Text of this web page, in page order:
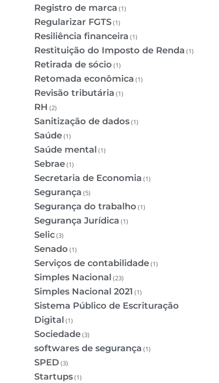
Registro de marca (1)
Regularizar FGTS(1)
Resiliência financeira (1)
Restituição do Imposto de Renda (1)
Retirada de sócio (1)
Retomada econômica (1)
Revisão tributária (1)
RH (2)
Sanitização de dados(1)
Saúde(1)
Saúde mental (1)
Sebrae(1)
Secretaria de Economia (1)
Segurança (5)
Segurança do trabalho (1)
Segurança Jurídica (1)
Selic(3)
Senado (1)
Serviços de contabilidade(1)
Simples Nacional (23)
Simples Nacional 2021 (1)
Sistema Público de Escrituração
Digital (1)
Sociedade(3)
softwares de segurança (1)
SPED (3)
Startups(1)